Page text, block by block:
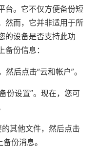
台。它不仅方便备份短
然而，它并非适用于所
的设备是否支持此功
份信息：
后点击“云和帐户”。
份设置”。现在，您可
其他文件，然后点击
份消息。